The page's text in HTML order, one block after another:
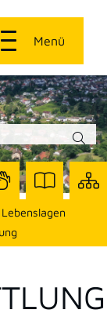
Menü
Lebenslagen
Seite